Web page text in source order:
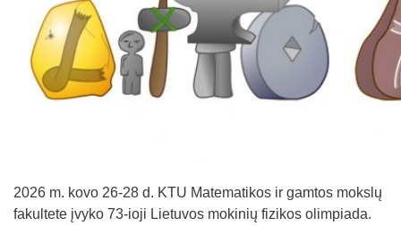
2026 m. kovo 26-28 d. KTU Matematikos ir gamtos mokslų
fakultete įvyko 73-ioji Lietuvos mokinių fizikos olimpiada.